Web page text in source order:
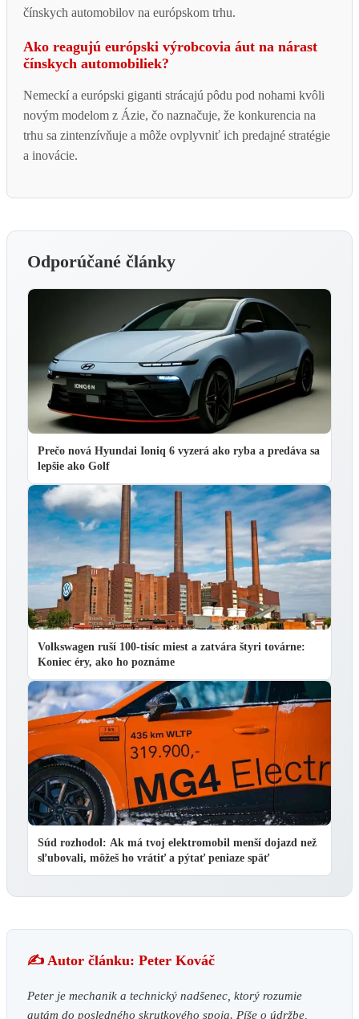
čínskych automobilov na európskom trhu.
Ako reagujú európski výrobcovia áut na nárast
čínskych automobiliek?
Nemeckí a európski giganti strácajú pôdu pod nohami kvôli
novým modelom z Ázie, čo naznačuje, že konkurencia na
trhu sa zintenzívňuje a môže ovplyvniť ich predajné stratégie
a inovácie.
Odporúčané články
Prečo nová Hyundai Ioniq 6 vyzerá ako ryba a predáva sa
lepšie ako Golf
Volkswagen ruší 100-tisíc miest a zatvára štyri továrne:
Koniec éry, ako ho poznáme
Súd rozhodol: Ak má tvoj elektromobil menší dojazd než
sľubovali, môžeš ho vrátiť a pýtať peniaze späť
✍️ Autor článku: Peter Kováč
Peter je mechanik a technický nadšenec, ktorý rozumie
autám do posledného skrutkového spoja. Píše o údržbe,